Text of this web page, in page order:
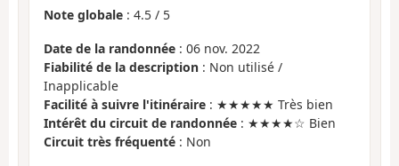
Note globale : 4.5 / 5
Date de la randonnée : 06 nov. 2022
Fiabilité de la description : Non utilisé /
Inapplicable
Facilité à suivre l'itinéraire : ★★★★★ Très bien
Intérêt du circuit de randonnée : ★★★★☆ Bien
Circuit très fréquenté : Non